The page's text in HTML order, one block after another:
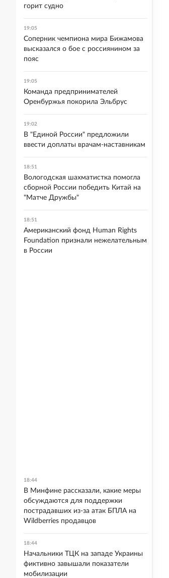
горит судно
19:05
Соперник чемпиона мира Бижамова
высказался о бое с россиянином за
пояс
19:05
Команда предпринимателей
Оренбуржья покорила Эльбрус
19:02
В "Единой России" предложили
ввести доплаты врачам-наставникам
18:51
Вологодская шахматистка помогла
сборной России победить Китай на
"Матче Дружбы"
18:51
Американский фонд Human Rights
Foundation признали нежелательным
в России
18:44
В Минфине рассказали, какие меры
обсуждаются для поддержки
пострадавших из-за атак БПЛА на
Wildberries продавцов
18:44
Начальники ТЦК на западе Украины
фиктивно завышали показатели
мобилизации